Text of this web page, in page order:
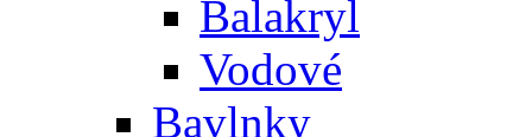
Balakryl
Vodové
Bavlnky